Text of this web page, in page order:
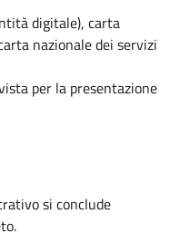
digitale), carta
nazionale dei servizi
per la presentazione
si conclude